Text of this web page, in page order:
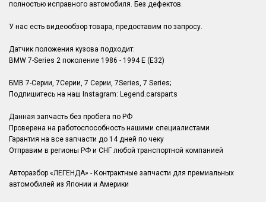
полностью исправного автомобиля. Без дефектов.
У нас есть видеообзор товара, предоставим по запросу.
Датчик положения кузова подходит:
BMW 7-Series 2 поколение 1986 - 1994 E (E32)
БМВ 7-Серии, 7Серии, 7 Серии, 7Series, 7 Series;
Подпишитесь на наш Instagram: Legend.carsparts
Данная запчасть без пробега по РФ
Проверена на работоспособность нашими специалистами
Гарантия на все запчасти до 14 дней по чеку
Отправим в регионы РФ и СНГ любой транспортной компанией
Авторазбор «ЛЕГЕНДА» - Контрактные запчасти для премиальных
автомобилей из Японии и Америки